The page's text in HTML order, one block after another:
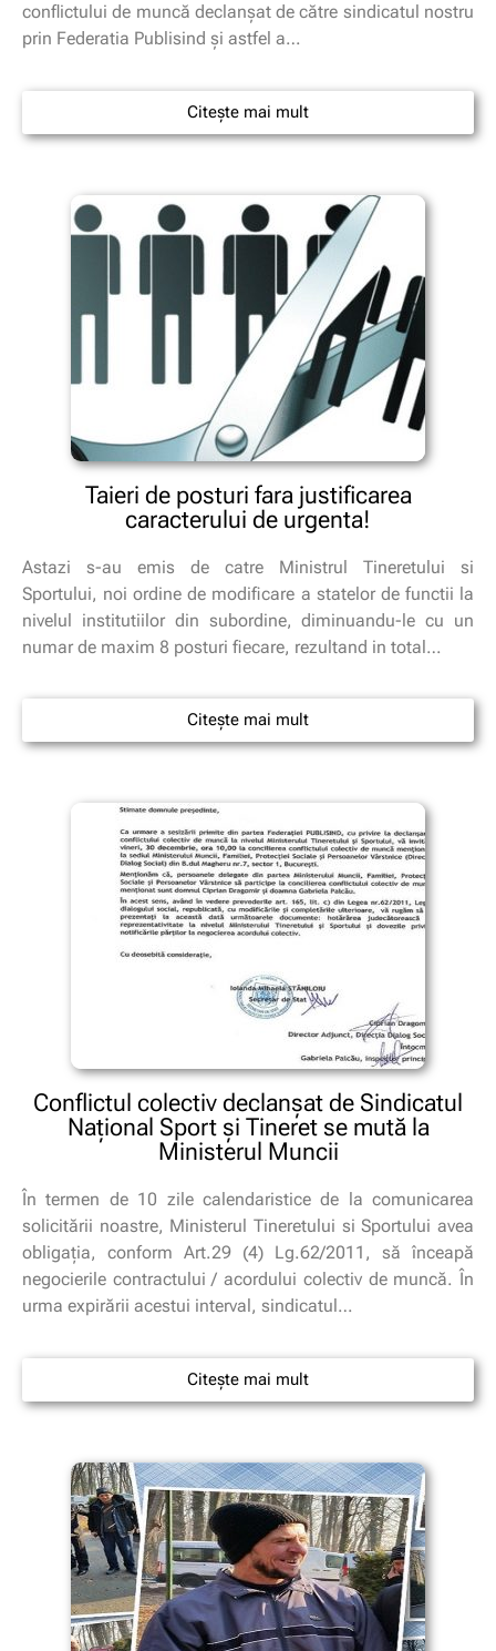
conflictului de muncă declanşat de către sindicatul nostru
prin Federatia Publisind şi astfel a…
Citește mai mult
Taieri de posturi fara justificarea
caracterului de urgenta!
Astazi s-au emis de catre Ministrul Tineretului si
Sportului, noi ordine de modificare a statelor de functii la
nivelul institutiilor din subordine, diminuandu-le cu un
numar de maxim 8 posturi fiecare, rezultand in total…
Citește mai mult
Conflictul colectiv declanşat de Sindicatul
Naţional Sport şi Tineret se mută la
Ministerul Muncii
În termen de 10 zile calendaristice de la comunicarea
solicitării noastre, Ministerul Tineretului si Sportului avea
obligaţia, conform Art.29 (4) Lg.62/2011, să înceapă
negocierile contractului / acordului colectiv de muncă. În
urma expirării acestui interval, sindicatul…
Citește mai mult